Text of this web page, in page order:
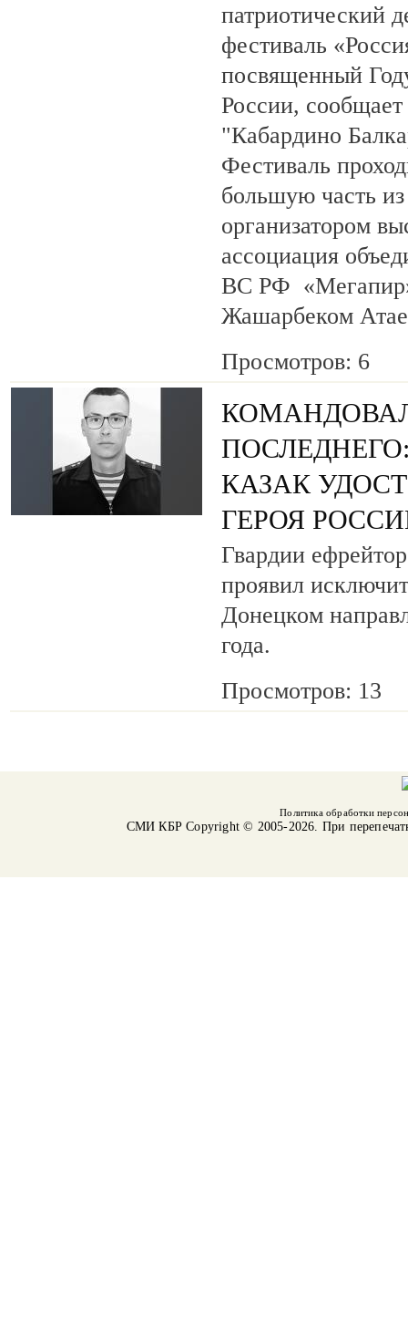
патриотический
фестиваль
посвященный
России,
"Кабардино
Фестиваль
большую часть
организатором
ассоциация
ВС РФ «Мегапир»
Жашарбеком
Просмотров: 6
КАЗАК
ГЕРОЯ
Гвардии
проявил
Донецком
года.
Просмотров: 13
Политика обработки
СМИ КБРCopyright © 2005-2026. При